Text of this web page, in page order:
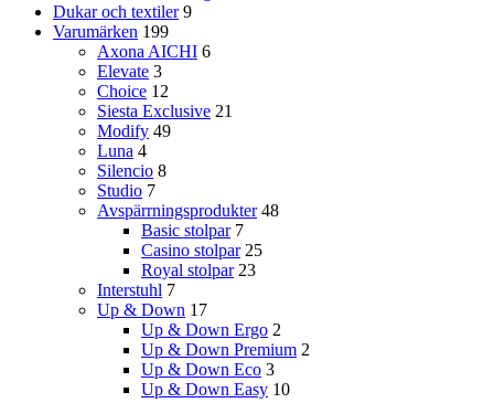
Dukar och textiler 9
Varumärken 199
Axona AICHI 6
Elevate 3
Choice 12
Siesta Exclusive 21
Modify 49
Luna 4
Silencio 8
Studio 7
Avspärrningsprodukter 48
Basic stolpar 7
Casino stolpar 25
Royal stolpar 23
Interstuhl 7
Up & Down 17
Up & Down Ergo 2
Up & Down Premium 2
Up & Down Eco 3
Up & Down Easy 10